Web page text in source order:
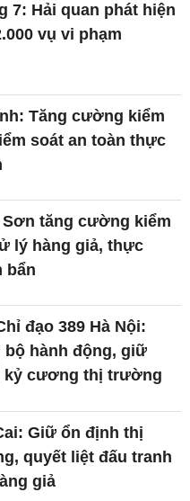
7: Hải quan phát hiện
vụ vi phạm
Tăng cường kiểm
soát an toàn thực
Sơn tăng cường kiểm
lý hàng giả, thực
bẩn
đạo 389 Hà Nội:
bộ hành động, giữ
kỷ cương thị trường
Giữ ổn định thị
quyết liệt đấu tranh
giả